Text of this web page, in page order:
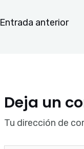
Entrada anterior
Deja un
Tu dirección de